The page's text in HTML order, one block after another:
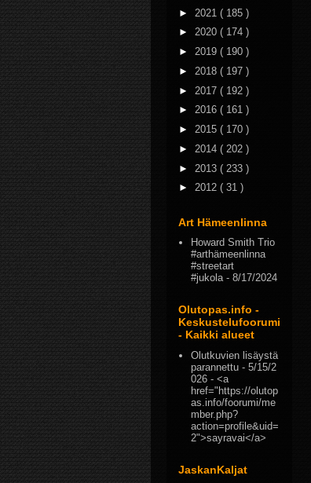
► 2021 ( 185 )
► 2020 ( 174 )
► 2019 ( 190 )
► 2018 ( 197 )
► 2017 ( 192 )
► 2016 ( 161 )
► 2015 ( 170 )
► 2014 ( 202 )
► 2013 ( 233 )
► 2012 ( 31 )
Art Hämeenlinna
Howard Smith Trio
#arthämeenlinna
#streetart
#jukola- 8/17/2024
Olutopas.info -
Keskustelufoorumi
- Kaikki alueet
Olutkuvien lisäystä
parannettu - 5/15/2
026 - <a
href="https://olutop
as.info/foorumi/me
mber.php?
action=profile&uid=
2">sayravai</a>
JaskanKaljat